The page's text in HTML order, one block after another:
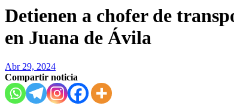
Detienen a chofer de
en Juana de Ávila
Abr 29, 2024
Compartir noticia